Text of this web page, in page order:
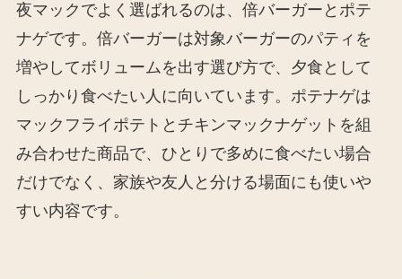
夜マックでよく選ばれるのは、倍バーガーとポテ
ナゲです。倍バーガーは対象バーガーのパティを
増やしてボリュームを出す選び方で、夕食として
しっかり食べたい人に向いています。ポテナゲは
マックフライポテトとチキンマックナゲットを組
み合わせた商品で、ひとりで多めに食べたい場合
だけでなく、家族や友人と分ける場面にも使いや
すい内容です。